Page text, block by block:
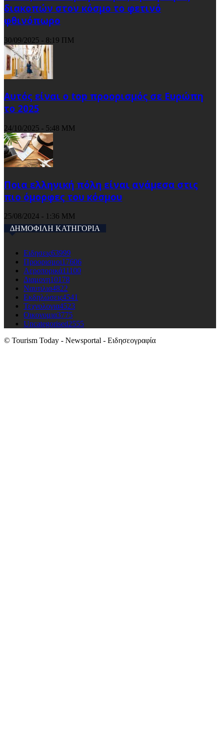
διακοπών στον κόσμο το φετινό
φθινόπωρο
30/09/2025 - 8:19 ΠΜ
Αυτός είναι ο top προορισμός σε Ευρώπη
το 2025
24/10/2025 - 5:48 ΜΜ
Ποια ελληνική πόλη είναι ανάμεσα στις
πιο όμορφες του κόσμου
25/08/2024 - 1:36 ΜΜ
ΔΗΜΟΦΙΛΗ ΚΑΤΗΓΟΡΙΑ
Ειδησεις63999
Προορισμοι17606
Αεροπορικά11100
Διαμονη10178
Ναυτιλια4822
Εκδηλώσεις4541
Τεχνολογια4523
Οικονομια3775
Uncategorised2555
© Tourism Today - Newsportal - Ειδησεογραφία